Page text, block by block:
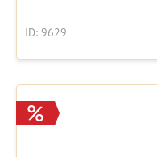
ID: 9629